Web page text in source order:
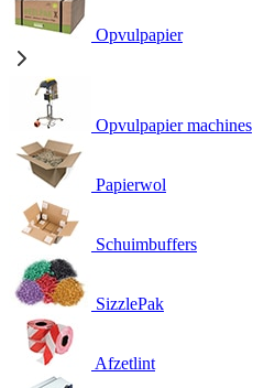
Opvulpapier
Opvulpapier machines
Papierwol
Schuimbuffers
SizzlePak
Afzetlint